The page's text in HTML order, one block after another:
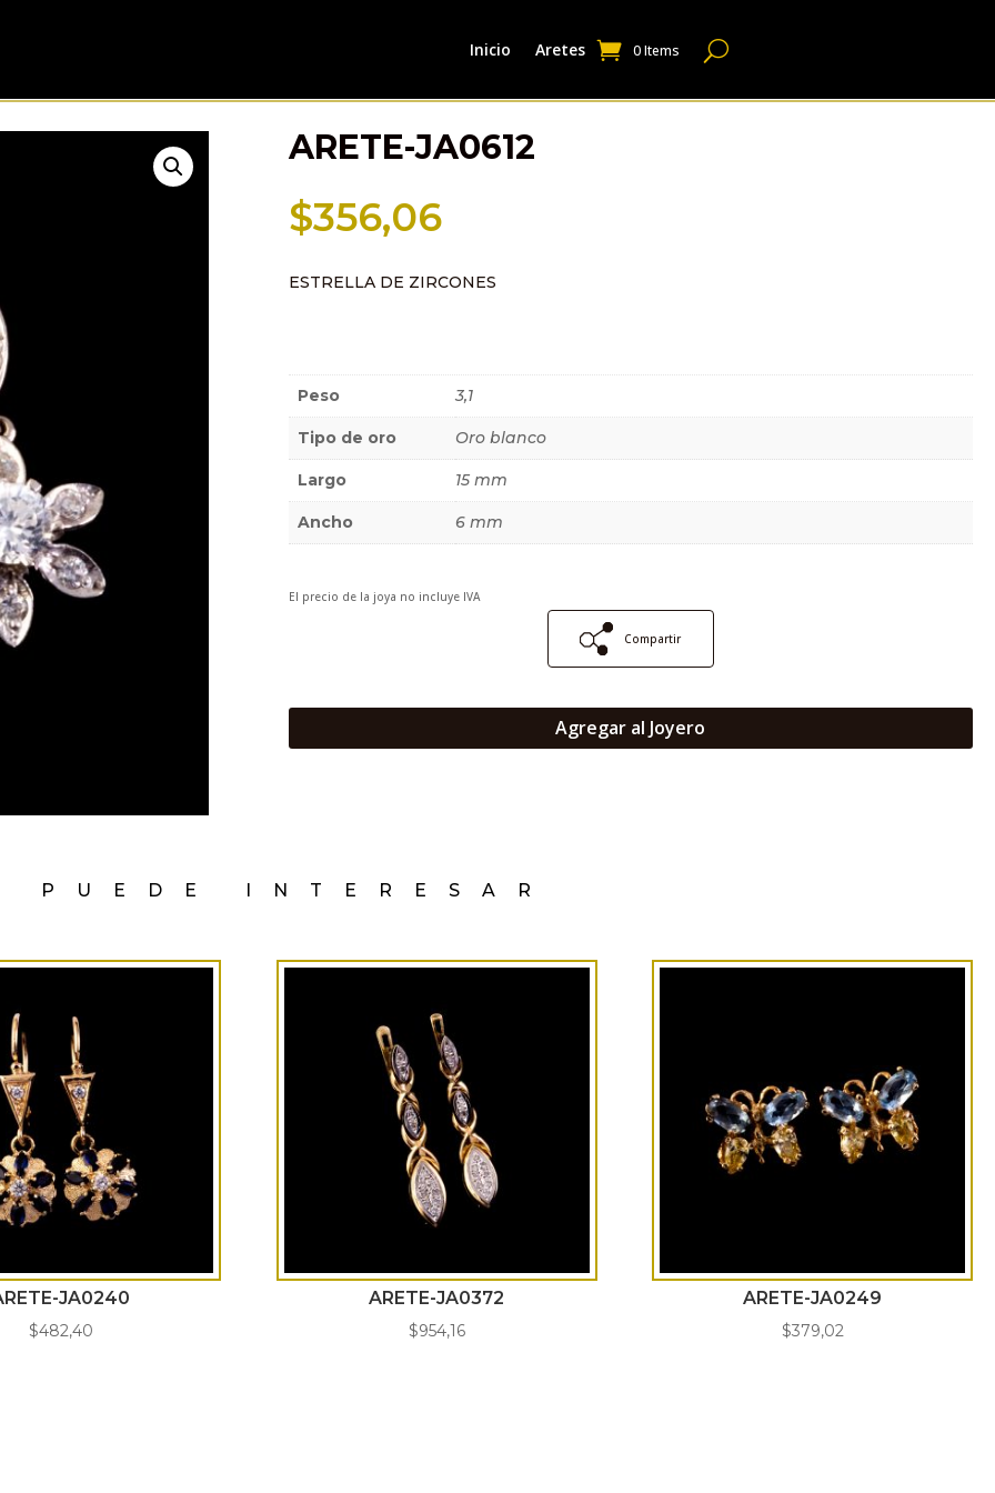
Inicio Aretes 0 Items
ARETE-JA0612
$356,06
ESTRELLA DE ZIRCONES
Peso 3,1
Tipo de oro Oro blanco
Largo 15 mm
Ancho 6 mm
El precio de la joya no incluye IVA
Compartir
Agregar al Joyero
PUEDE INTERESAR
JA0240
$482,40
ARETE-JA0372
$954,16
ARETE-JA0249
$379,02